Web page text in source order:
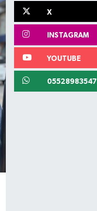
X
INSTAGRAM
YOUTUBE
05528983547